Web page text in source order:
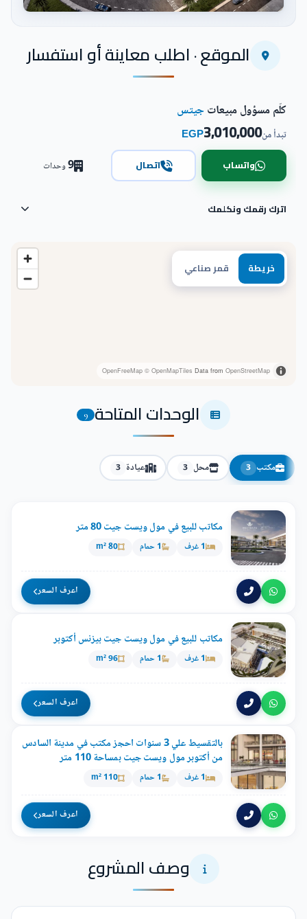
اضغط للتكبيرالموقع · اطلب معاينة أو استفسار
خريطة قمر صناعي
OpenFreeMap © OpenMapTiles Data from OpenStreetMap
كلّم مسؤول مبيعاتجيتس
تبدأ من3,010,000
EGP
واتساب اتصال 9وحدات
اترك رقمك ونكلمك
الوحدات المتاحة 9
مكتب 3 محل 3 عيادة 3
مكاتب للبيع في مول ويست جيت 80 متر
1 غرف 1 حمام 80 m²
اعرف السعر
مكاتب للبيع في مول ويست جيت بيزنس أكتوبر
1 غرف 1 حمام 96 m²
اعرف السعر
بالتقسيط علي 3 سنوات احجز مكتب في مدينة السادس
من أكتوبر مول ويست جيت بمساحة 110 متر
1 غرف 1 حمام 110 m²
اعرف السعر
وصف المشروع